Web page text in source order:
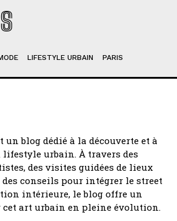
LIFESTYLE URBAIN PARIS
un blog dédié à la découverte et à
urbain. À travers des
des visites guidées de lieux
des conseils pour intégrer le street
intérieure, le blog offre un
cet art urbain en pleine évolution.